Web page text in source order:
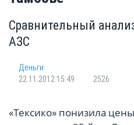
Сравнительный
АЗС
Деньги
22.11.2012 15:49
2526
«Тексико» понизила